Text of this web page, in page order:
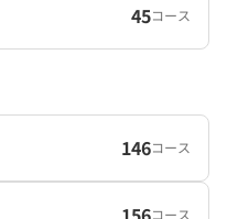
45コース
146コース
コース